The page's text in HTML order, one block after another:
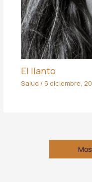
El llanto
Salud / 5 diciembre,